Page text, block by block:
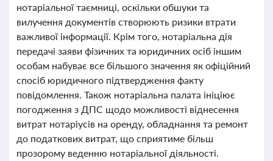
нотаріальної таємниці, оскільки обшуки та
вилучення документів створюють ризики втрати
важливої інформації. Крім того, нотаріальна дія
передачі заяви фізичних та юридичних осіб іншим
особам набуває все більшого значення як офіційний
спосіб юридичного підтвердження факту
повідомлення. Також нотаріальна палата ініціює
погодження з ДПС щодо можливості віднесення
витрат нотаріусів на оренду, обладнання та ремонт
до податкових витрат, що сприятиме більш
прозорому веденню нотаріальної діяльності.